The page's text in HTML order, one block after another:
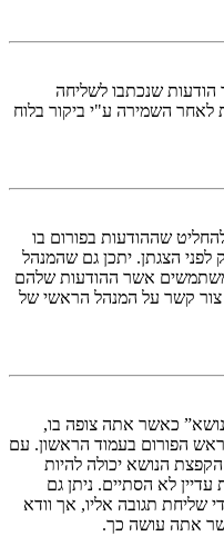
שנכתבו לשליחה
לאחר השמירה ע"י ביקור בלוח
שההודעות בפורום בו
הצגתן. יתכן גם שהמנהל
אשר ההודעות שלהם
צור קשר על המנהל הראשי של
כאשר אתה צופה בו,
הפורום בעמוד הראשון. עם
הנושא יכולה להיות
עדיין לא הסתיים. ניתן גם
שליחת תגובה אליו, אך וודא
אתה עושה כך.